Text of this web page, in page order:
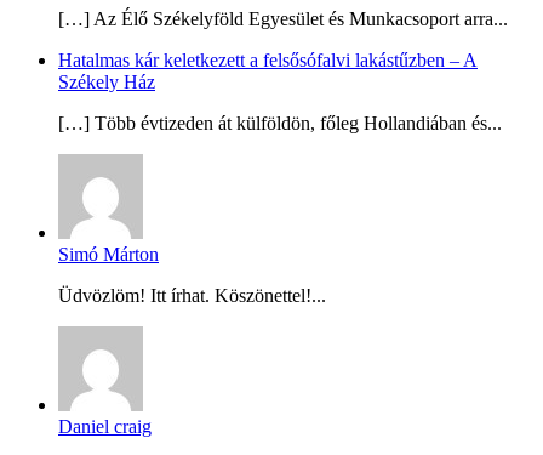
[…] Az Élő Székelyföld Egyesület és Munkacsoport arra...
Hatalmas kár keletkezett a felsősófalvi lakástűzben – A
Székely Ház
[…] Több évtizeden át külföldön, főleg Hollandiában és...
Simó Márton
Üdvözlöm! Itt írhat. Köszönettel!...
Daniel craig